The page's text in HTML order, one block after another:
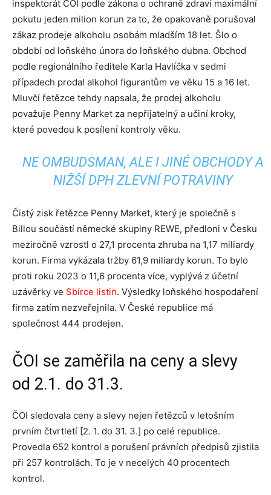
inspektorát ČOI podle zákona o ochraně zdraví maximální
pokutu jeden milion korun za to, že opakovaně porušoval
zákaz prodeje alkoholu osobám mladším 18 let. Šlo o
období od loňského února do loňského dubna. Obchod
podle regionálního ředitele Karla Havlíčka v sedmi
případech prodal alkohol figurantům ve věku 15 a 16 let.
Mluvčí řetězce tehdy napsala, že prodej alkoholu
považuje Penny Market za nepřijatelný a učiní kroky,
které povedou k posílení kontroly věku.
NE OMBUDSMAN, ALE I JINÉ OBCHODY A
NIŽŠÍ DPH ZLEVNÍ POTRAVINY
Čistý zisk řetězce Penny Market, který je společně s
Billou součástí německé skupiny REWE, předloni v Česku
meziročně vzrostl o 27,1 procenta zhruba na 1,17 miliardy
korun. Firma vykázala tržby 61,9 miliardy korun. To bylo
proti roku 2023 o 11,6 procenta více, vyplývá z účetní
uzávěrky ve Sbírce listin. Výsledky loňského hospodaření
firma zatím nezveřejnila. V České republice má
společnost 444 prodejen.
ČOI se zaměřila na ceny a slevy
od 2.1. do 31.3.
ČOI sledovala ceny a slevy nejen řetězců v letošním
prvním čtvrtletí [2. 1. do 31. 3.] po celé republice.
Provedla 652 kontrol a porušení právních předpisů zjistila
při 257 kontrolách. To je v necelých 40 procentech
kontrol.